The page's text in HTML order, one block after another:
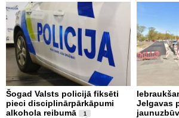
Šogad Valsts policijā fiksēti
pieci disciplinārpārkāpumi
alkohola reibumā
1
Jelgavas